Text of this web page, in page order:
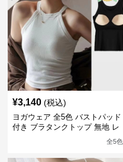
¥3,140 (税込)
ヨガウェア 全5色 バストパッド
付き ブラタンクトップ 無地 レ
全5色